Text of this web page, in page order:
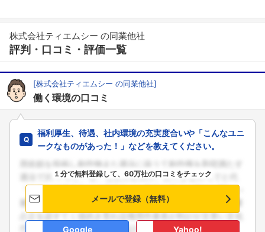
株式会社ティエムシー の同業他社
評判・口コミ・評価一覧
[株式会社ティエムシー の同業他社]
働く環境の口コミ
福利厚生、待遇、社内環境の充実度合いや「こんなユニ
ークなものがあった！」などを教えてください。
１分で無料登録して、60万社の口コミをチェック
メールで登録（無料）
Google Yahoo!